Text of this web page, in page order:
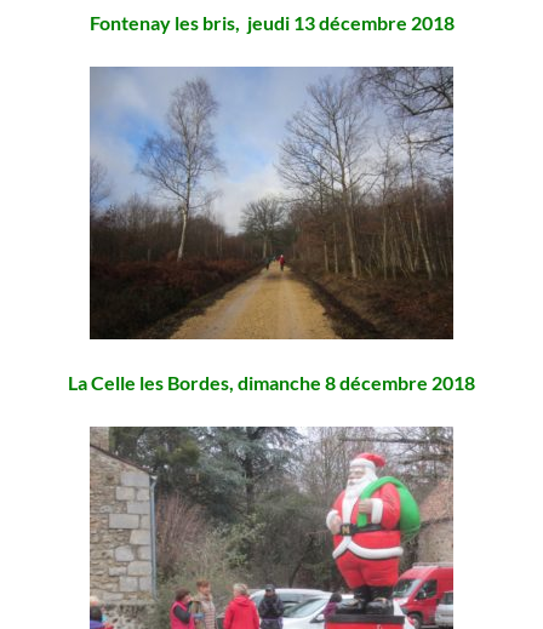
Fontenay les bris, jeudi 13 décembre 2018
La Celle les Bordes, dimanche 8 décembre 2018